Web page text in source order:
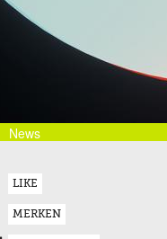
News
LIKE
MERKEN